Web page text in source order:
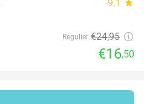
9.1 star
Regulier €24,95
€16,50